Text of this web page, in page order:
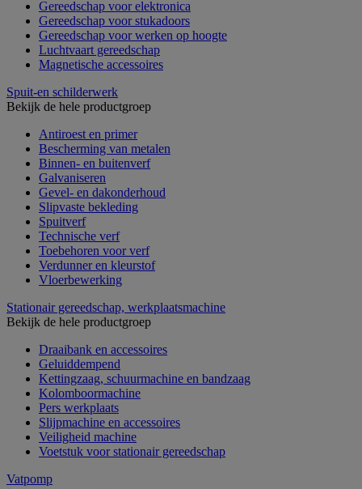
Gereedschap voor elektronica
Gereedschap voor stukadoors
Gereedschap voor werken op hoogte
Luchtvaart gereedschap
Magnetische accessoires
Spuit-en schilderwerk
Bekijk de hele productgroep
Antiroest en primer
Bescherming van metalen
Binnen- en buitenverf
Galvaniseren
Gevel- en dakonderhoud
Slipvaste bekleding
Spuitverf
Technische verf
Toebehoren voor verf
Verdunner en kleurstof
Vloerbewerking
Stationair gereedschap, werkplaatsmachine
Bekijk de hele productgroep
Draaibank en accessoires
Geluiddempend
Kettingzaag, schuurmachine en bandzaag
Kolomboormachine
Pers werkplaats
Slijpmachine en accessoires
Veiligheid machine
Voetstuk voor stationair gereedschap
Vatpomp